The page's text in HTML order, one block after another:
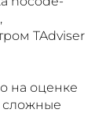
TAdviser
на оценке
сложные